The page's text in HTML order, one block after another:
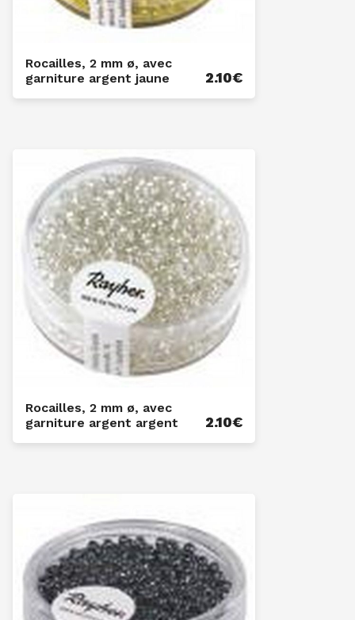
Rocailles, 2 mm ø, avec
garniture argent jaune
2.10€
Rocailles, 2 mm ø, avec
garniture argent argent
2.10€